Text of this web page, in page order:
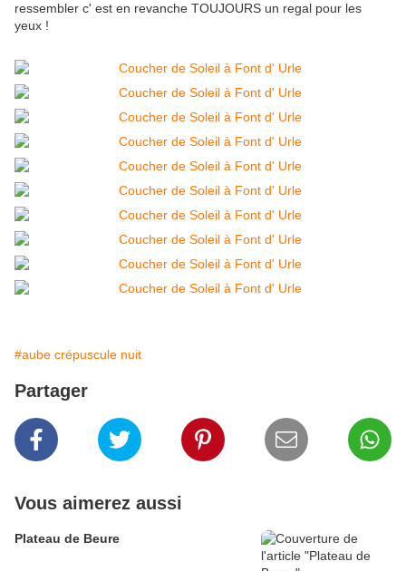
ressembler c' est en revanche TOUJOURS un regal pour les
yeux !
#aube crépuscule nuit
Partager
Vous aimerez aussi
Plateau de Beure